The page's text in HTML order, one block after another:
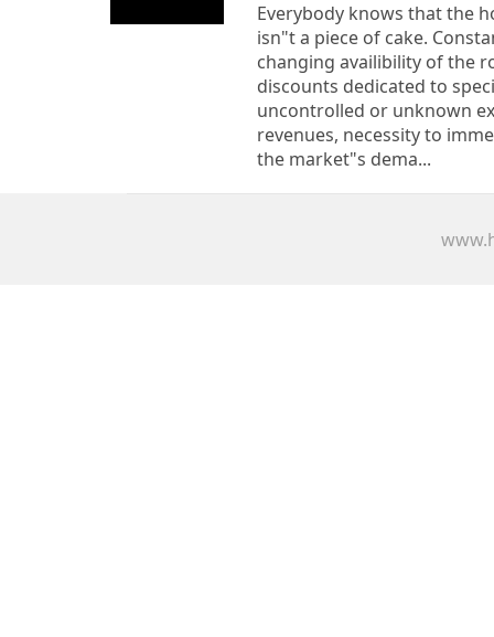
Everybody knows that the
isn"t a piece of cake.
changing availibility of the
discounts dedicated to
uncontrolled or unknown
revenues, necessity to
the market"s dema...